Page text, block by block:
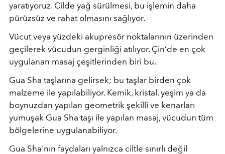
yaratıyoruz. Cilde yağ sürülmesi, bu işlemin daha
pürüzsüz ve rahat olmasını sağlıyor.
Vücut veya yüzdeki akupresör noktalarının üzerinden
geçilerek vücudun gerginliği atılıyor. Çin’de en çok
uygulanan masaj çeşitlerinden biri bu.
Gua Sha taşlarına gelirsek; bu taşlar birden çok
malzeme ile yapılabiliyor. Kemik, kristal, yeşim ya da
boynuzdan yapılan geometrik şekilli ve kenarları
yumuşak Gua Sha taşı ile yapılan masaj, vücudun tüm
bölgelerine uygulanabiliyor.
Gua Sha'nın faydaları yalnızca ciltle sınırlı değil